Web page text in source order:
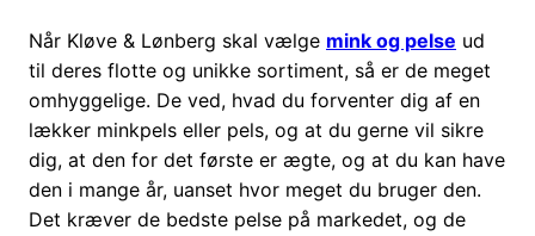
Når Kløve & Lønberg skal vælge mink og pelse ud
til deres flotte og unikke sortiment, så er de meget
omhyggelige. De ved, hvad du forventer dig af en
lækker minkpels eller pels, og at du gerne vil sikre
dig, at den for det første er ægte, og at du kan have
den i mange år, uanset hvor meget du bruger den.
Det kræver de bedste pelse på markedet, og de